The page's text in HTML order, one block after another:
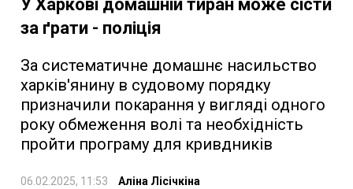
У Харкові домашній тиран може сісти
за ґрати - поліція
За систематичне домашнє насильство
харків'янину в судовому порядку
призначили покарання у вигляді одного
року обмеження волі та необхідність
пройти програму для кривдників
06.02.2025, 11:53 Аліна Лісічкіна